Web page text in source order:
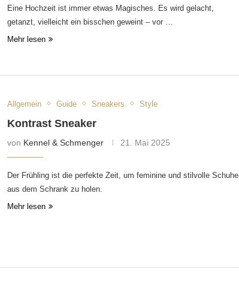
Eine Hochzeit ist immer etwas Magisches. Es wird gelacht,
getanzt, vielleicht ein bisschen geweint – vor …
Mehr lesen
Allgemein Guide Sneakers Style
Kontrast Sneaker
von Kennel & Schmenger 21. Mai 2025
Der Frühling ist die perfekte Zeit, um feminine und stilvolle Schuhe
aus dem Schrank zu holen.
Mehr lesen